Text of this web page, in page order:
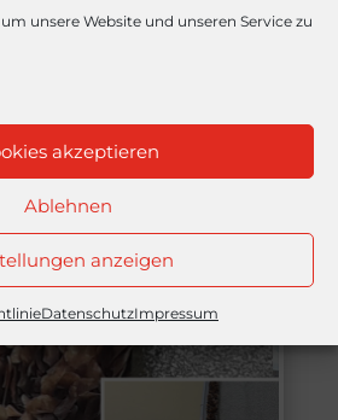
unsere Website und unseren Service zu
akzeptieren
Ablehnen
anzeigen
DatenschutzImpressum